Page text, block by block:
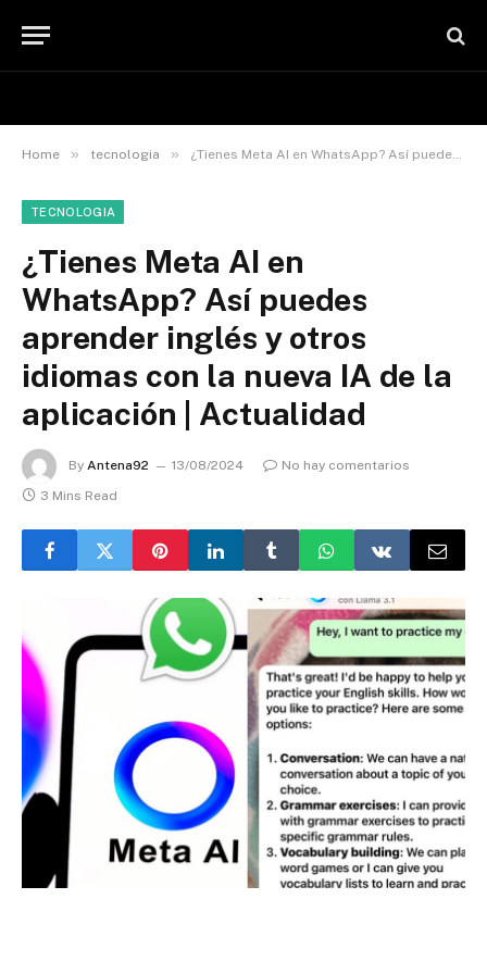
Home » tecnologia » ¿Tienes Meta AI en WhatsApp? Así puedes aprender inglés y otros idiomas con la nueva IA de la aplicación | Actualidad
TECNOLOGIA
¿Tienes Meta AI en
WhatsApp? Así puedes
aprender inglés y otros
idiomas con la nueva IA de la
aplicación | Actualidad
By Antena92 13/08/2024
No hay comentarios
3 Mins Read